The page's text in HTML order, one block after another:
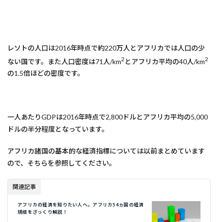
レソトの人口は2016年時点で約220万人とアフリカでは人口の少
ない国です。また人口密度は71人/km2 とアフリカ平均の40人/km2
の1.5倍ほどの密度です。
一人あたりGDPは2016年時点で2,800ドルとアフリカ平均の5,000
ドルの半分程度となっています。
アフリカ諸国の基本的な経済指標については以前まとめています
ので、そちらを参照してください。
関連記事
アフリカの経済を知りたい人へ。アフリカ54ヵ国の経済
規模をざっくり解説！